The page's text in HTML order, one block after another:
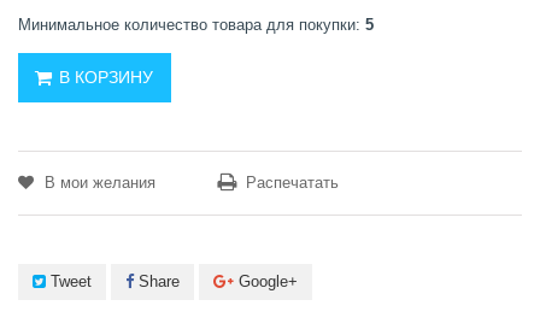
Минимальное количество товара для покупки: 5
В КОРЗИНУ
В мои желания Распечатать
Tweet Share Google+